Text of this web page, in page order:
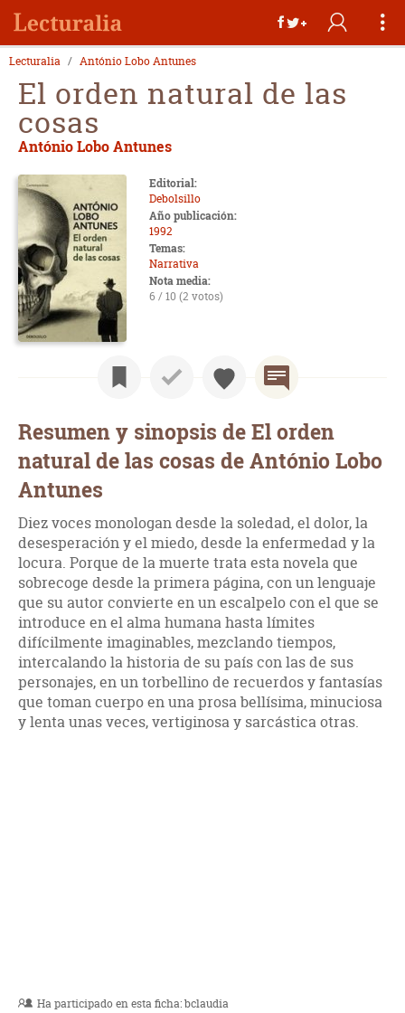
Lecturalia António Lobo Antunes
El orden natural de las
cosas
António Lobo Antunes
Editorial:
Debolsillo
Año publicación:
1992
Temas:
Narrativa
Nota media:
6 / 10 (2 votos)
Resumen y sinopsis de El orden
natural de las cosas de António Lobo
Antunes
Diez voces monologan desde la soledad, el dolor, la
desesperación y el miedo, desde la enfermedad y la
locura. Porque de la muerte trata esta novela que
sobrecoge desde la primera página, con un lenguaje
que su autor convierte en un escalpelo con el que se
introduce en el alma humana hasta límites
difícilmente imaginables, mezclando tiempos,
intercalando la historia de su país con las de sus
personajes, en un torbellino de recuerdos y fantasías
que toman cuerpo en una prosa bellísima, minuciosa
y lenta unas veces, vertiginosa y sarcástica otras.
Ha participado en esta ficha:bclaudia